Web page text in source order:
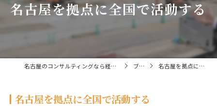
名古屋を拠点に全国で活動する
名古屋のコンサルティングなら経営コンサルタント毛利京申 ブログ 名古屋を拠点に全国で活動する
名古屋を拠点に全国で活動する